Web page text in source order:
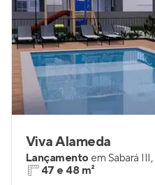
Viva Alameda
Lançamento em Sabará III,
47 e 48 m²